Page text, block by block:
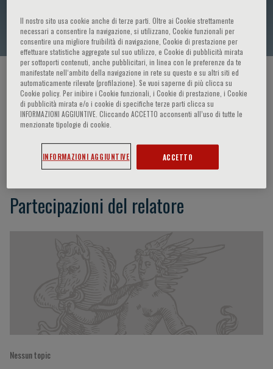
Arthur Scholte
HOME PAGE / CORSI ED EVENTI / RELATORE
Arthur Scholte
Partecipazioni del relatore
Nessun topic
Il nostro sito usa cookie anche di terze parti. Oltre ai Cookie strettamente
necessari a consentire la navigazione, si utilizzano, Cookie funzionali per
consentire una migliore fruibilità di navigazione, Cookie di prestazione per
effettuare statistiche aggregate sul suo utilizzo, e Cookie di pubblicità mirata
per sottoporti contenuti, anche pubblicitari, in linea con le preferenze da te
manifestate nell‘ambito della navigazione in rete su questo e su altri siti ed
automaticamente rilevate (profilazione). Se vuoi saperne di più clicca su
Cookie policy. Per inibire i Cookie funzionali, i Cookie di prestazione, i Cookie
di pubblicità mirata e/o i cookie di specifiche terze parti clicca su
INFORMAZIONI AGGIUNTIVE. Cliccando ACCETTO acconsenti all’uso di tutte le
menzionate tipologie di cookie.
INFORMAZIONI AGGIUNTIVE ACCETTO